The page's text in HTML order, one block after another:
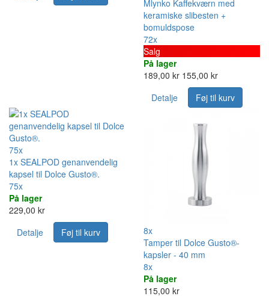
Mlynko Kaffekværn med
keramiske slibesten +
bomuldspose
72x
Salg
På lager
189,00 kr 155,00 kr
Detalje
Føj til kurv
75x
1x SEALPOD genanvendelig
kapsel til Dolce Gusto®.
75x
På lager
229,00 kr
Detalje
Føj til kurv
8x
Tamper til Dolce Gusto®-
kapsler - 40 mm
8x
På lager
115,00 kr